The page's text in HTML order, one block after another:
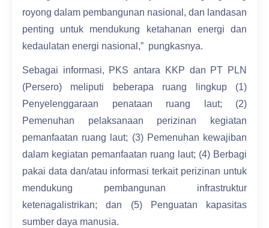
royong dalam pembangunan nasional, dan landasan
penting untuk mendukung ketahanan energi dan
kedaulatan energi nasional,” pungkasnya.
Sebagai informasi, PKS antara KKP dan PT PLN
(Persero) meliputi beberapa ruang lingkup (1)
Penyelenggaraan penataan ruang laut; (2)
Pemenuhan pelaksanaan perizinan kegiatan
pemanfaatan ruang laut; (3) Pemenuhan kewajiban
dalam kegiatan pemanfaatan ruang laut; (4) Berbagi
pakai data dan/atau informasi terkait perizinan untuk
mendukung pembangunan infrastruktur
ketenagalistrikan; dan (5) Penguatan kapasitas
sumber daya manusia.